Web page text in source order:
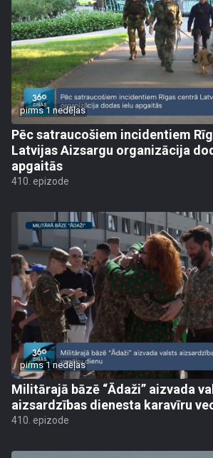
pirms 1 nedēļas
Pēc satraucošiem incidentiem
Latvijas Aizsargu organizācija
apgaitās
410. epizode
pirms 1 nedēļas
Militārajā bāzē “Ādaži” aizvada
aizsardzības dienesta karavīru
410. epizode